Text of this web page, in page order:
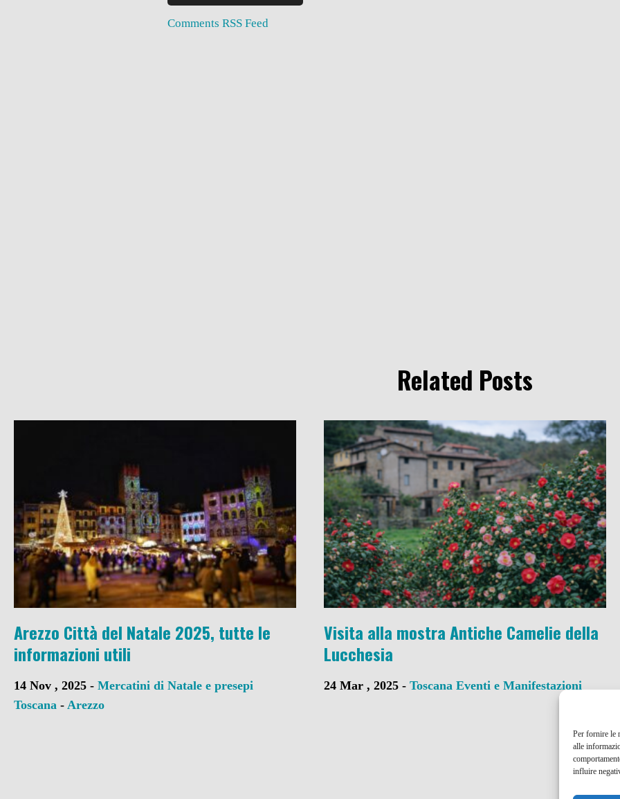
Per fornire le
alle
influire
Comments RSS Feed
Related Posts
Arezzo Città del Natale 2025, tutte le
informazioni utili
14 Nov , 2025 -Mercatini di Natale e presepi
Toscana -Arezzo
Visita alla mostra Antiche Camelie della
Lucchesia
24 Mar , 2025 -Toscana Eventi e Manifestazioni